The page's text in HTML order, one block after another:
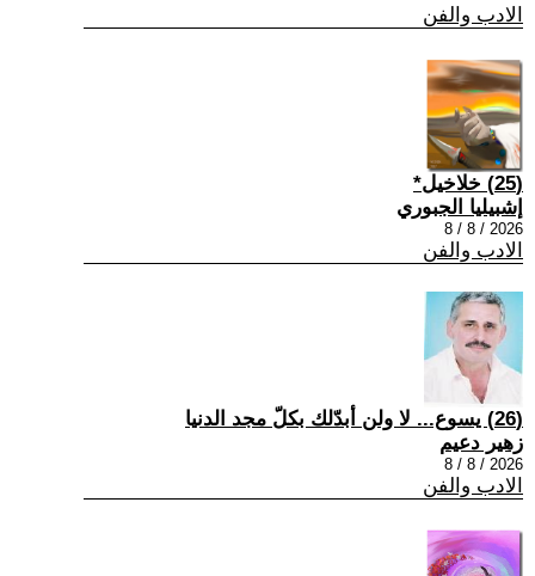
الادب والفن
(25) خلاخيل*
إشبيليا الجبوري
2026 / 8 / 8
الادب والفن
(26) يسوع... لا ولن أبدّلك بكلّ مجد الدنيا
زهير دعيم
2026 / 8 / 8
الادب والفن